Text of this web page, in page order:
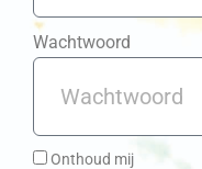
Wachtwoord
Onthoud mij